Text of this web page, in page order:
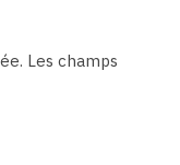
Les champs